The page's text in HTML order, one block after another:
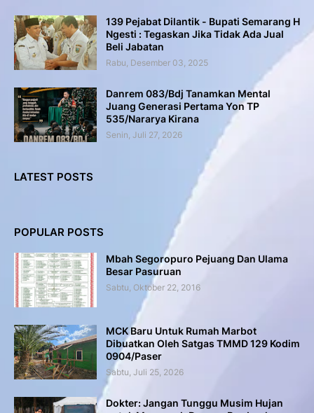
139 Pejabat Dilantik - Bupati Semarang H
Ngesti : Tegaskan Jika Tidak Ada Jual
Beli Jabatan
Rabu, Desember 03, 2025
Danrem 083/Bdj Tanamkan Mental
Juang Generasi Pertama Yon TP
535/Nararya Kirana
Senin, Juli 27, 2026
LATEST POSTS
POPULAR POSTS
Mbah Segoropuro Pejuang Dan Ulama
Besar Pasuruan
Sabtu, Oktober 22, 2016
MCK Baru Untuk Rumah Marbot
Dibuatkan Oleh Satgas TMMD 129 Kodim
0904/Paser
Sabtu, Juli 25, 2026
Dokter: Jangan Tunggu Musim Hujan